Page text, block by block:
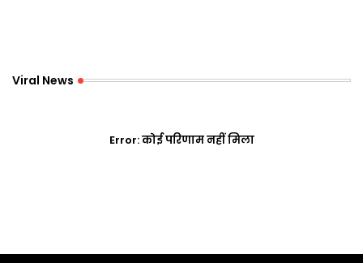
Viral News
Error:कोई परिणाम नहीं मिला